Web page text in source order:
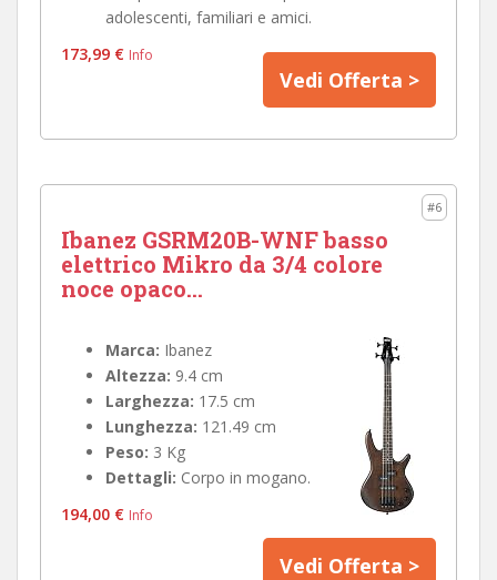
adolescenti, familiari e amici.
173,99 € Info
Vedi Offerta >
#6
Ibanez GSRM20B-WNF basso
elettrico Mikro da 3/4 colore
noce opaco...
Marca: Ibanez
Altezza: 9.4 cm
Larghezza: 17.5 cm
Lunghezza: 121.49 cm
Peso: 3 Kg
Dettagli: Corpo in mogano.
194,00 € Info
Vedi Offerta >